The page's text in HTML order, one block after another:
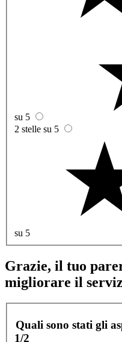
su 5
2 stelle su 5
su 5
Grazie, il tuo
migliorare il
Quali sono stati gli
1/2